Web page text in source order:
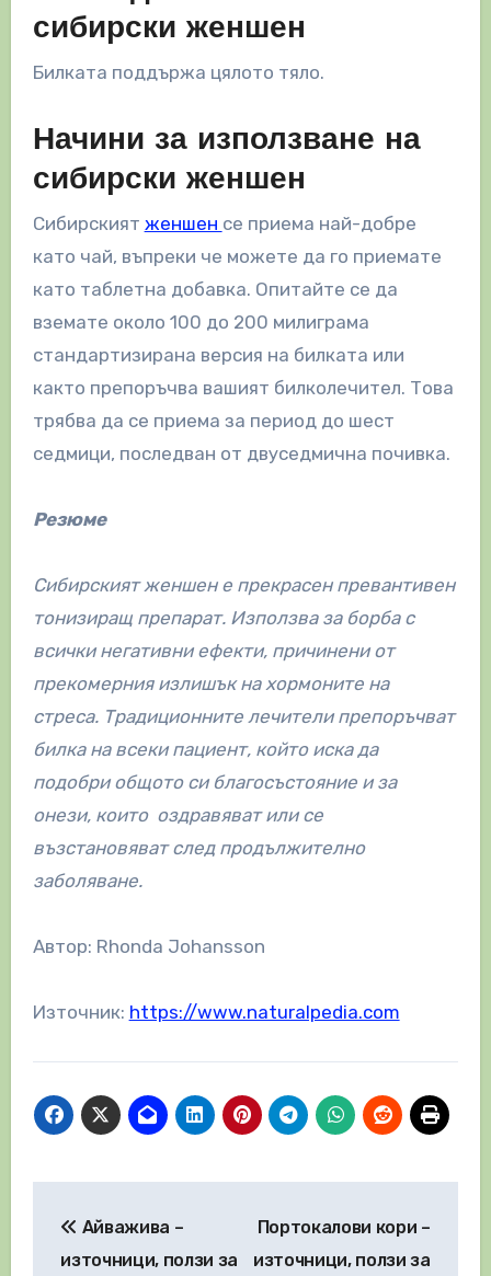
сибирски женшен
Билката поддържа цялото тяло.
Начини за използване на
сибирски женшен
Сибирският женшен се приема най-добре
като чай, въпреки че можете да го приемате
като таблетна добавка. Опитайте се да
вземате около 100 до 200 милиграма
стандартизирана версия на билката или
както препоръчва вашият билколечител. Това
трябва да се приема за период до шест
седмици, последван от двуседмична почивка.
Резюме
Сибирският женшен е прекрасен превантивен
тонизиращ препарат. Използва за борба с
всички негативни ефекти, причинени от
прекомерния излишък на хормоните на
стреса. Традиционните лечители препоръчват
билка на всеки пациент, който иска да
подобри общото си благосъстояние и за
онези, които оздравяват или се
възстановяват след продължително
заболяване.
Автор: Rhonda Johansson
Източник: https://www.naturalpedia.com
Айважива –
източници, ползи за
Портокалови кори –
източници, ползи за